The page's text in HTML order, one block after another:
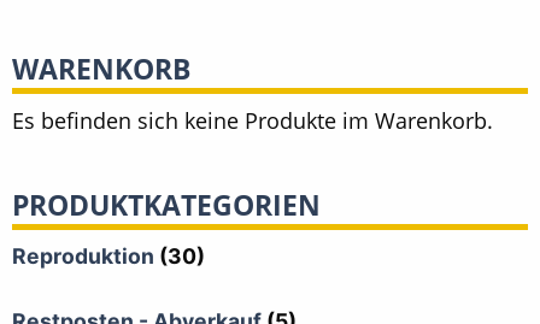
WARENKORB
Es befinden sich keine Produkte im Warenkorb.
PRODUKTKATEGORIEN
Reproduktion (30)